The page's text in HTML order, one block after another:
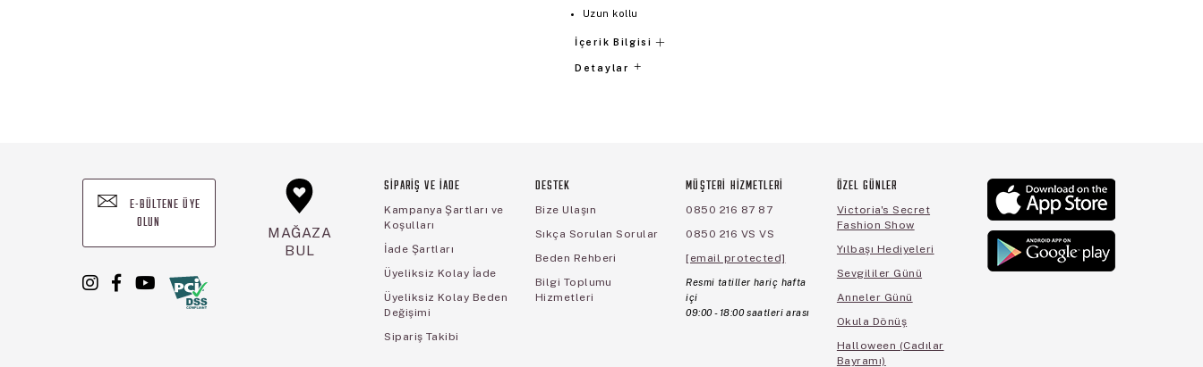
Uzun kollu
İçerik Bilgisi
Detaylar
E-BÜLTENE ÜYE
OLUN
MAĞAZA
BUL
SİPARİŞ VE İADE
Kampanya Şartları ve
Koşulları
İade Şartları
Üyeliksiz Kolay İade
Üyeliksiz Kolay Beden
Değişimi
Sipariş Takibi
DESTEK
Bize Ulaşın
Sıkça Sorulan Sorular
Beden Rehberi
Bilgi Toplumu
Hizmetleri
MÜŞTERİ HİZMETLERİ
0850 216 87 87
0850 216 VS VS
[email protected]
Resmi tatiller hariç hafta
içi
09:00 - 18:00 saatleri arası
ÖZEL GÜNLER
Victoria's Secret
Fashion Show
Yılbaşı Hediyeleri
Sevgililer Günü
Anneler Günü
Okula Dönüş
Halloween (Cadılar
Bayramı)